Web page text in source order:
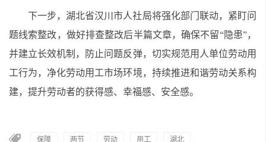
下一步，湖北省汉川市人社局将强化部门联动，紧盯问
题线索整改，做好排查整改后半篇文章，确保不留“隐患”，
并建立长效机制，防止问题反弹，切实规范用人单位劳动用
工行为，净化劳动用工市场环境，持续推进和谐劳动关系构
建，提升劳动者的获得感、幸福感、安全感。
保障 两节 劳动 用工 湖北